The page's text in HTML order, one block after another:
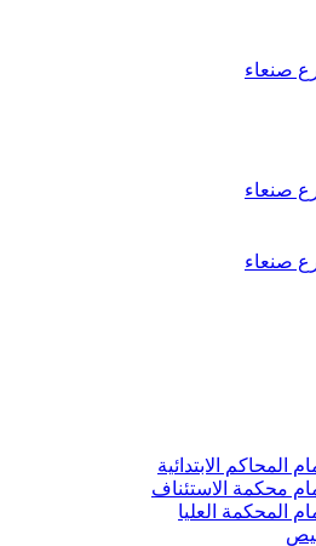
المحاكم الابتدائية
محكمة الاستئناف
المحكمة العليا